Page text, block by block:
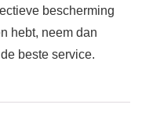
bescherming
hebt, neem dan
beste service.